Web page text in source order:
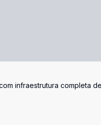
infraestrutura completa